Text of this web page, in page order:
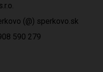
(@) sperkovo.sk
590 279